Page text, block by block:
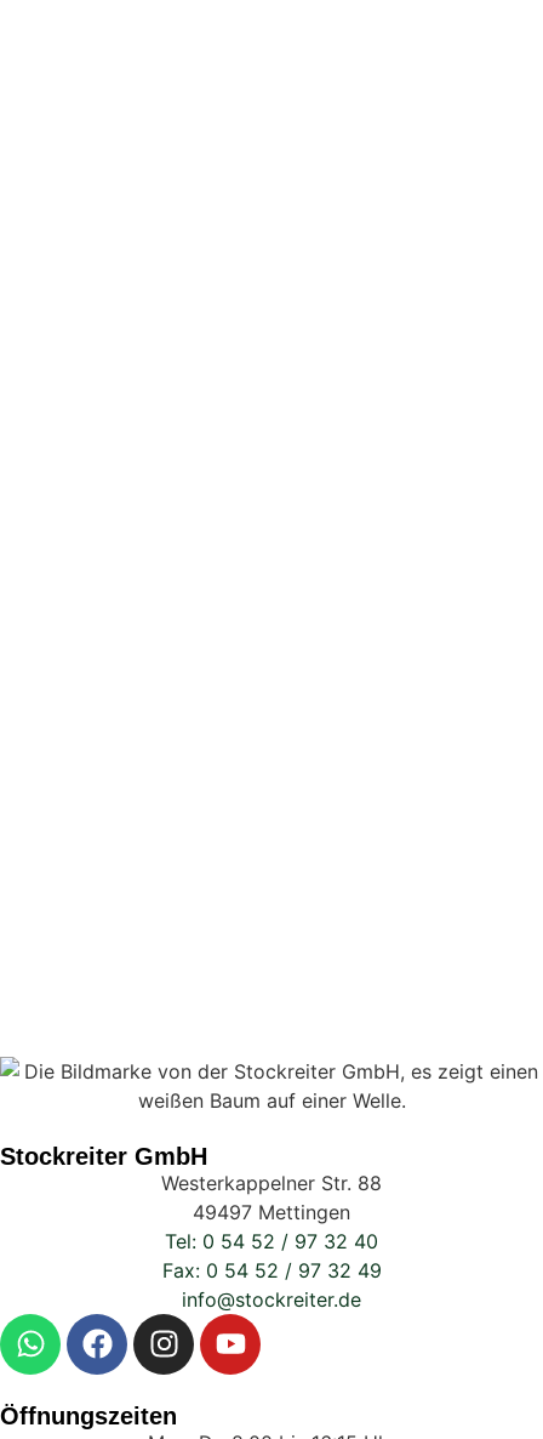
Stockreiter GmbH
Westerkappelner Str. 88
49497 Mettingen
Tel: 0 54 52 / 97 32 40
Fax: 0 54 52 / 97 32 49
info@stockreiter.de
Öffnungszeiten